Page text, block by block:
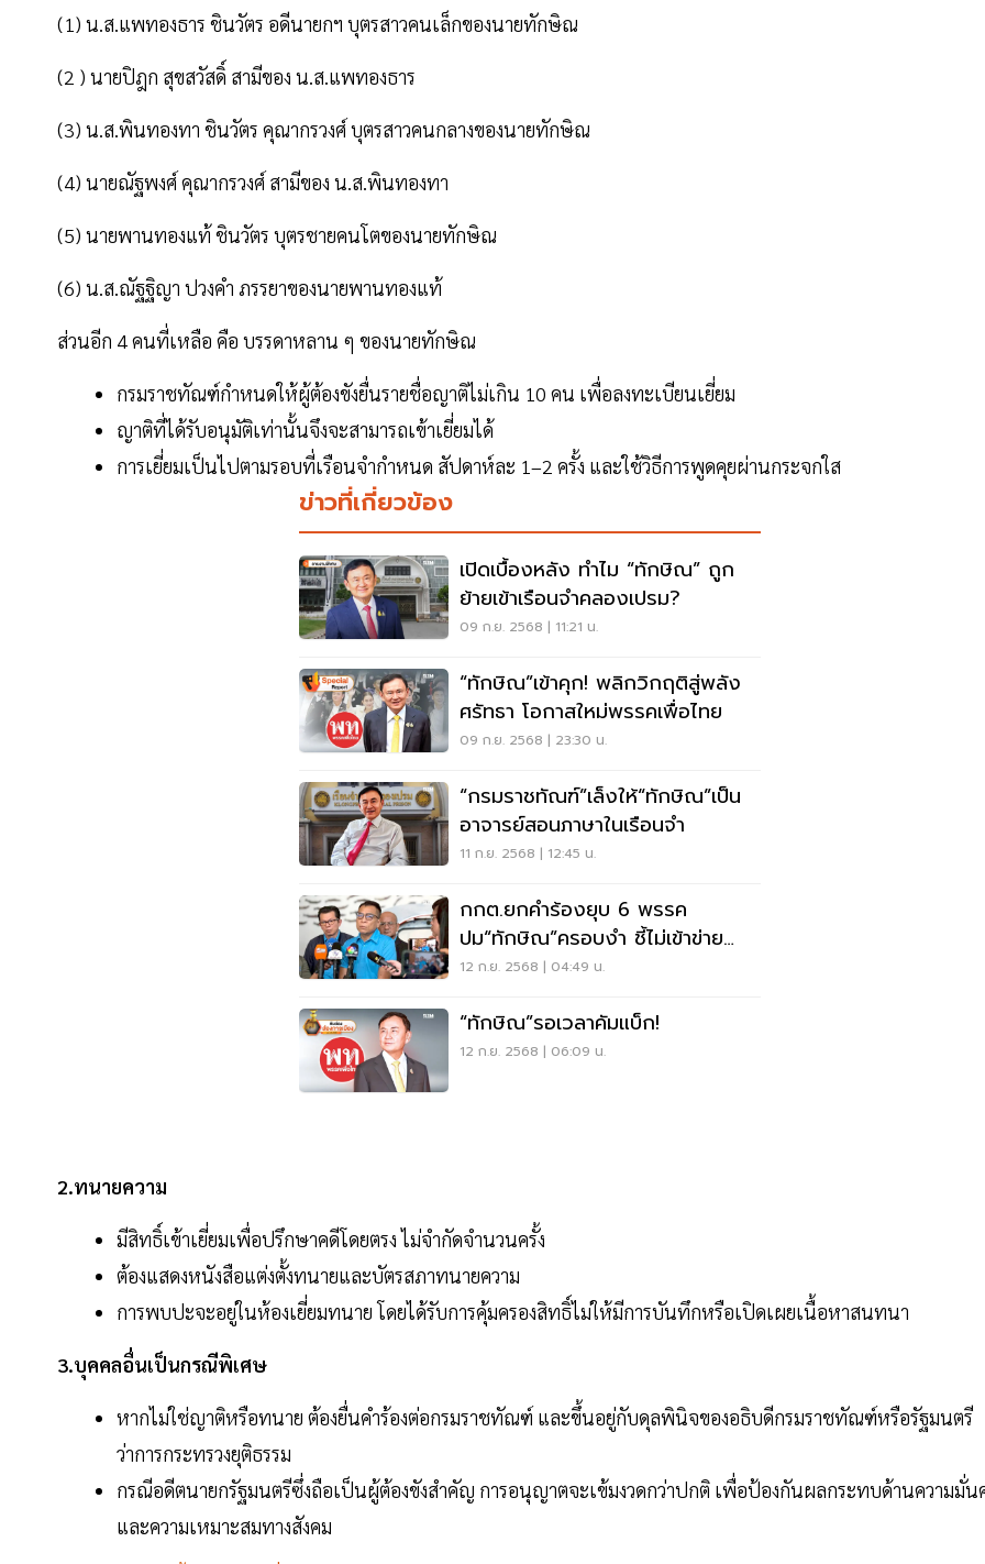
(1) น.ส.แพทองธาร ชินวัตร อดีนายกฯ บุตรสาวคนเล็กของนายทักษิณ
(2 ) นายปิฎก สุขสวัสดิ์ สามีของ น.ส.แพทองธาร
(3) น.ส.พินทองทา ชินวัตร คุณากรวงศ์ บุตรสาวคนกลางของนายทักษิณ
(4) นายณัฐพงศ์ คุณากรวงศ์ สามีของ น.ส.พินทองทา
(5) นายพานทองแท้ ชินวัตร บุตรชายคนโตของนายทักษิณ
(6) น.ส.ณัฐฐิญา ปวงคำ ภรรยาของนายพานทองแท้
ส่วนอีก 4 คนที่เหลือ คือ บรรดาหลาน ๆ ของนายทักษิณ
กรมราชทัณฑ์กำหนดให้ผู้ต้องขังยื่นรายชื่อญาติไม่เกิน 10 คน เพื่อลงทะเบียนเยี่ยม
ญาติที่ได้รับอนุมัติเท่านั้นจึงจะสามารถเข้าเยี่ยมได้
การเยี่ยมเป็นไปตามรอบที่เรือนจำกำหนด สัปดาห์ละ 1–2 ครั้ง และใช้วิธีการพูดคุยผ่านกระจกใส
ข่าวที่เกี่ยวข้อง
เปิดเบื้องหลัง ทำไม “ทักษิณ” ถูก
ย้ายเข้าเรือนจำคลองเปรม?
09 ก.ย. 2568 | 11:21 น.
“ทักษิณ”เข้าคุก! พลิกวิกฤติสู่พลัง
ศรัทธา โอกาสใหม่พรรคเพื่อไทย
09 ก.ย. 2568 | 23:30 น.
“กรมราชทัณฑ์”เล็งให้“ทักษิณ”เป็น
อาจารย์สอนภาษาในเรือนจำ
11 ก.ย. 2568 | 12:45 น.
กกต.ยกคำร้องยุบ 6 พรรค
ปม“ทักษิณ”ครอบงำ ชี้ไม่เข้าข่าย
กฎหมาย
12 ก.ย. 2568 | 04:49 น.
“ทักษิณ”รอเวลาคัมแบ็ก!
12 ก.ย. 2568 | 06:09 น.
2.ทนายความ
มีสิทธิ์เข้าเยี่ยมเพื่อปรึกษาคดีโดยตรง ไม่จำกัดจำนวนครั้ง
ต้องแสดงหนังสือแต่งตั้งทนายและบัตรสภาทนายความ
การพบปะจะอยู่ในห้องเยี่ยมทนาย โดยได้รับการคุ้มครองสิทธิ์ไม่ให้มีการบันทึกหรือเปิดเผยเนื้อหาสนทนา
3.บุคคลอื่นเป็นกรณีพิเศษ
หากไม่ใช่ญาติหรือทนาย ต้องยื่นคำร้องต่อกรมราชทัณฑ์ และขึ้นอยู่กับดุลพินิจของอธิบดีกรมราชทัณฑ์หรือรัฐมนตรี
ว่าการกระทรวงยุติธรรม
กรณีอดีตนายกรัฐมนตรีซึ่งถือเป็นผู้ต้องขังสำคัญ การอนุญาตจะเข้มงวดกว่าปกติ เพื่อป้องกันผลกระทบด้านความมั่น
และความเหมาะสมทางสังคม